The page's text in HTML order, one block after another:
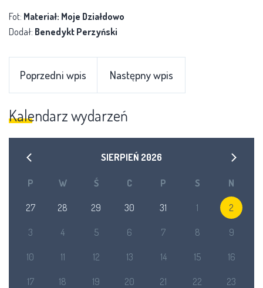
Fot: Materiał: Moje Działdowo
Dodał: Benedykt Perzyński
Poprzedni wpis Następny wpis
Kalendarz wydarzeń
SIERPIEŃ 2026
P W Ś C P S N
27 28 29 30 31 1 2
3 4 5 6 7 8 9
10 11 12 13 14 15 16
17 18 19 20 21 22 23